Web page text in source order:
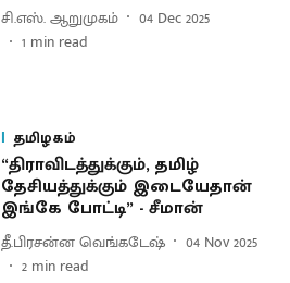
சி.எஸ். ஆறுமுகம்
04 Dec 2025
1 min read
தமிழகம்
“திராவிடத்துக்கும், தமிழ்
தேசியத்துக்கும் இடையேதான்
இங்கே போட்டி” - சீமான்
தீ.பிரசன்ன வெங்கடேஷ்
04 Nov 2025
2 min read